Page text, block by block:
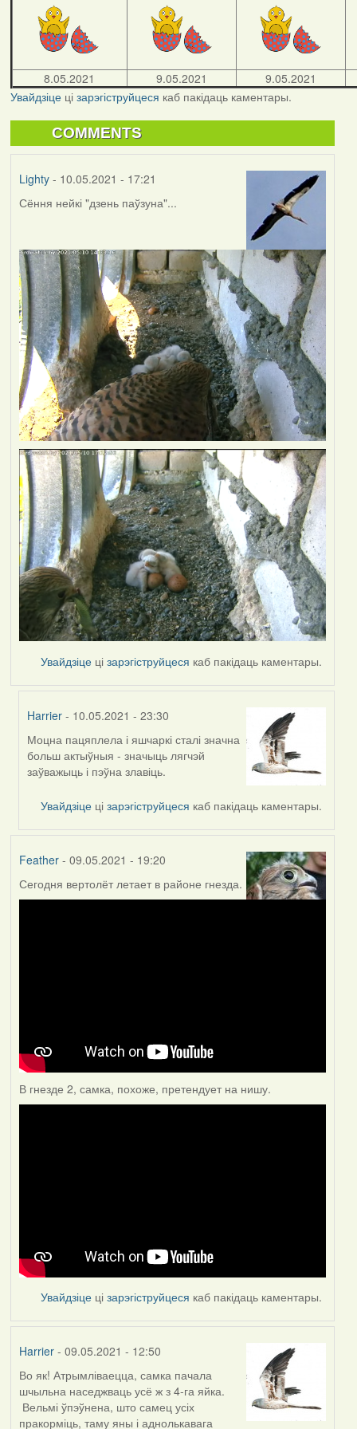
8.05.2021 9.05.2021
9.05.2021
Увайдзіцеці зарэгіструйцеся каб пакідаць каментары.
COMMENTS
Lighty- 10.05.2021 - 17:21
Сёння нейкі "дзень паўзуна"...
Увайдзіце цізарэгіструйцеся каб пакідаць каментары.
Harrier - 10.05.2021 - 23:30
In
reply
to
Lighty
Моцна пацяплела і яшчаркі сталі значна
больш актыўныя - значыць лягчэй
заўважыць і пэўна злавіць.
Увайдзіце цізарэгіструйцеся каб пакідаць каментары.
Feather- 09.05.2021 - 19:20
Сегодня вертолёт летает в районе гнезда.
В гнезде 2, самка, похоже, претендует на нишу.
Увайдзіце цізарэгіструйцеся каб пакідаць каментары.
Harrier- 09.05.2021 - 12:50
Во як! Атрымліваецца, самка пачала
шчыльна наседжваць усё ж з 4-га яйка.
Вельмі ўпэўнена, што самец усіх
пракорміць, таму яны і аднолькавага